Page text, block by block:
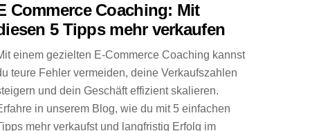
Commerce Coaching: Mit
5 Tipps mehr verkaufen
einem gezielten E-Commerce Coaching kannst
teure Fehler vermeiden, deine Verkaufszahlen
und dein Geschäft effizient skalieren.
in unserem Blog, wie du mit 5 einfachen
mehr verkaufst und langfristig Erfolg im